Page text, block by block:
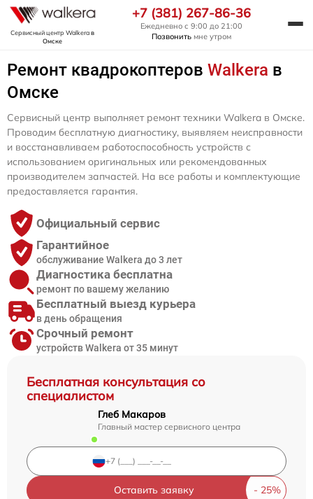
Сервисный центр Walkeraв
Омске
+7 (381) 267-86-36
Ежедневно с 9:00 до 21:00
Позвонить мне утром
Ремонт квадрокоптеров Walkera в
Омске
Бесплатная консультация со
специалистом
Глеб Макаров
Главный мастер сервисного центра
Оставить заявку
Сервисный центр выполняет ремонт техники Walkera в Омске.
Проводим бесплатную диагностику, выявляем неисправности
и восстанавливаем работоспособность устройств с
использованием оригинальных или рекомендованных
производителем запчастей. На все работы и комплектующие
предоставляется гарантия.
Официальный сервис
Гарантийное
обслуживание Walkera до 3 лет
Диагностика бесплатна
ремонт по вашему желанию
Бесплатный выезд курьера
в день обращения
Срочный ремонт
устройств Walkera от 35 минут